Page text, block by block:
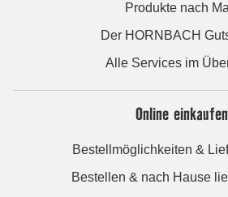
Produkte nach
Der HORNBACH
Alle Services im
Online einkaufen
Bestellmöglichkeiten &
Bestellen & nach Hause